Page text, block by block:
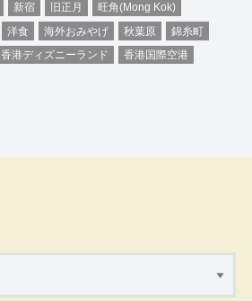
新宿 旧正月
旺角(Mong Kok)
洋食 海外おみやげ 秋葉原
錦糸町
香港ディズニーランド
香港国際空港